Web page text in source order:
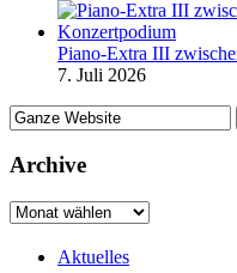
Piano-Extra III
7. Juli 2026
Archive
Aktuelles